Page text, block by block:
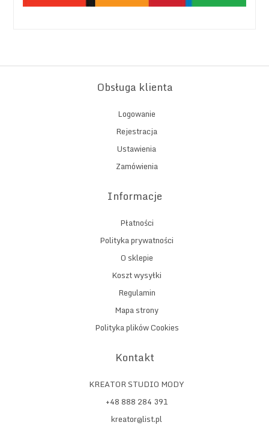
Obsługa klienta
Logowanie
Rejestracja
Ustawienia
Zamówienia
Informacje
Płatności
Polityka prywatności
O sklepie
Koszt wysyłki
Regulamin
Mapa strony
Polityka plików Cookies
Kontakt
KREATOR STUDIO MODY
+48 888 284 391
kreator@list.pl